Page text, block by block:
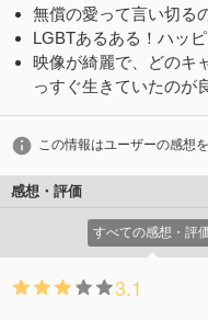
無償の愛って言い切る
LGBTあるある！ハッ
映像が綺麗で、どのキ
っすぐ生きていたのが
この情報はユーザーの感想
感想・評価
すべての感想・評
3.1